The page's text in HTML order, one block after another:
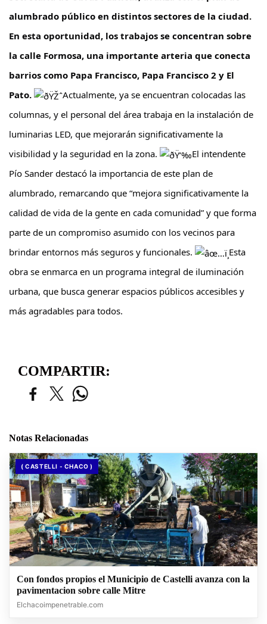
alumbrado público en distintos sectores de la ciudad.
En esta oportunidad, los trabajos se concentran sobre
la calle Formosa, una importante arteria que conecta
barrios como Papa Francisco, Papa Francisco 2 y El
Pato.
Actualmente, ya se encuentran colocadas las
columnas, y el personal del área trabaja en la instalación de
luminarias LED, que mejorarán significativamente la
visibilidad y la seguridad en la zona.
El intendente
Pío Sander destacó la importancia de este plan de
alumbrado, remarcando que “mejora significativamente la
calidad de vida de la gente en cada comunidad” y que forma
parte de un compromiso asumido con los vecinos para
brindar entornos más seguros y funcionales.
Esta
obra se enmarca en un programa integral de iluminación
urbana, que busca generar espacios públicos accesibles y
más agradables para todos.
COMPARTIR:
Notas Relacionadas
( CASTELLI - CHACO )
Con fondos propios el Municipio de Castelli avanza con la
pavimentacion sobre calle Mitre
Elchacoimpenetrable.com